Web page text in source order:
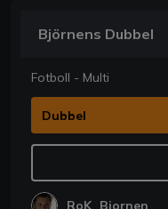
Björnens Dubbel
Fotboll - Multi
Dubbel
RoK_Bjornen